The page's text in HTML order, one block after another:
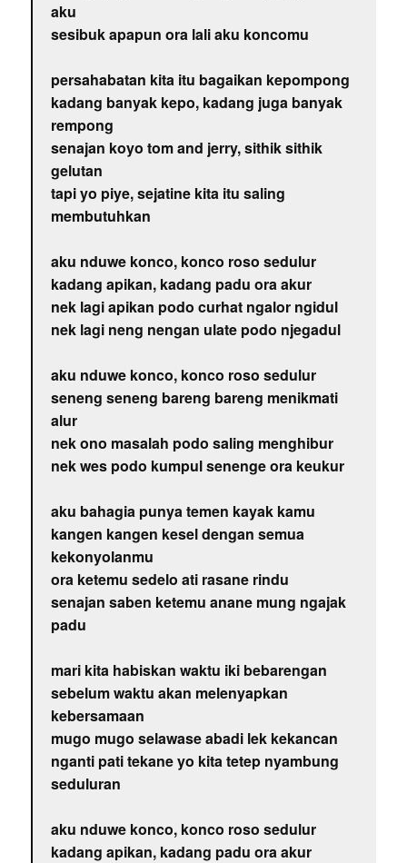
aku
sesibuk apapun ora lali aku koncomu
persahabatan kita itu bagaikan kepompong
kadang banyak kepo, kadang juga banyak
rempong
senajan koyo tom and jerry, sithik sithik
gelutan
tapi yo piye, sejatine kita itu saling
membutuhkan
aku nduwe konco, konco roso sedulur
kadang apikan, kadang padu ora akur
nek lagi apikan podo curhat ngalor ngidul
nek lagi neng nengan ulate podo njegadul
aku nduwe konco, konco roso sedulur
seneng seneng bareng bareng menikmati
alur
nek ono masalah podo saling menghibur
nek wes podo kumpul senenge ora keukur
aku bahagia punya temen kayak kamu
kangen kangen kesel dengan semua
kekonyolanmu
ora ketemu sedelo ati rasane rindu
senajan saben ketemu anane mung ngajak
padu
mari kita habiskan waktu iki bebarengan
sebelum waktu akan melenyapkan
kebersamaan
mugo mugo selawase abadi lek kekancan
nganti pati tekane yo kita tetep nyambung
seduluran
aku nduwe konco, konco roso sedulur
kadang apikan, kadang padu ora akur